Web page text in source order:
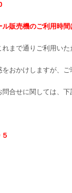
販売機のご利用時
まで通りご利用いた
おかけしますが、ご
合せに関しては、